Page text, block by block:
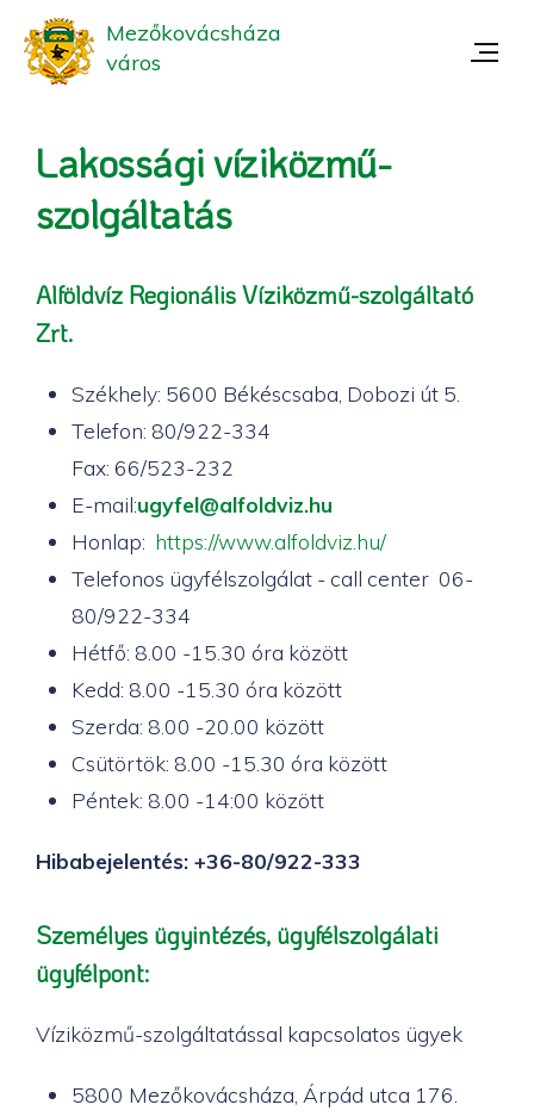
Mezőkovácsháza
város
Lakossági víziközmű-
szolgáltatás
Alföldvíz Regionális Víziközmű-szolgáltató
Zrt.
Székhely: 5600 Békéscsaba, Dobozi út 5.
Telefon: 80/922-334
Fax: 66/523-232
E-mail:ugyfel@alfoldviz.hu
Honlap: https://www.alfoldviz.hu/
Telefonos ügyfélszolgálat - call center 06-
80/922-334
Hétfő: 8.00 -15.30 óra között
Kedd: 8.00 -15.30 óra között
Szerda: 8.00 -20.00 között
Csütörtök: 8.00 -15.30 óra között
Péntek: 8.00 -14:00 között
Hibabejelentés: +36-80/922-333
Személyes ügyintézés, ügyfélszolgálati
ügyfélpont:
Víziközmű-szolgáltatással kapcsolatos ügyek
5800 Mezőkovácsháza, Árpád utca 176.